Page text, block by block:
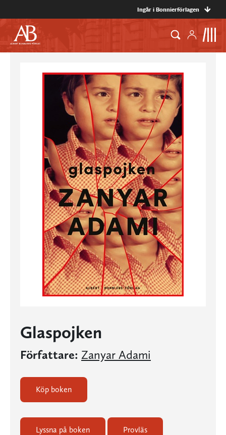
Ingår i Bonnierförlagen
Glaspojken
Författare: Zanyar Adami
Köp boken
Lyssna på boken Provläs